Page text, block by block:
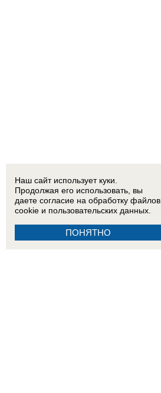
Наш сайт использует куки.
Продолжая его использовать, вы
даете согласие на обработку файлов
cookie и пользовательских данных.
ПОНЯТНО